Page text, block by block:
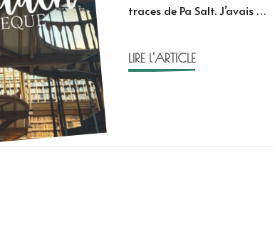
traces de Pa Salt. J’avais …
LIRE l'ARTICLE